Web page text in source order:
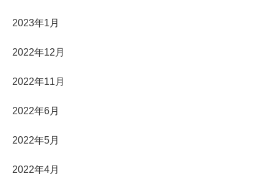
2023年1月
2022年12月
2022年11月
2022年6月
2022年5月
2022年4月